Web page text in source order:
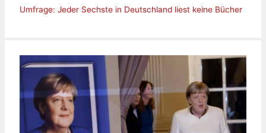
Umfrage: Jeder Sechste in Deutschland liest keine Bücher